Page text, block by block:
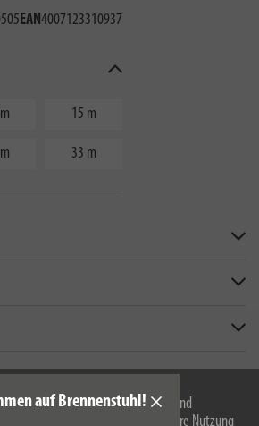
optimal zu gestalten und fortlaufend
wir Cookies. Durch die weitere Nutzung
auf Brennenstuhl!
EAN4007123310937
15 m
33 m